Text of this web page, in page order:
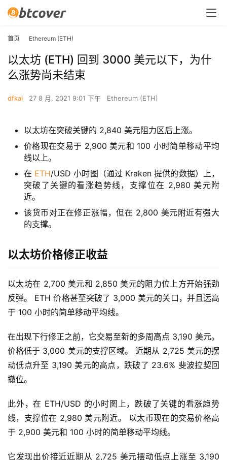
首页 Ethereum (ETH)
以太坊 (ETH) 回到 3000 美元以下，为什
么涨势尚未结束
dfkai 27 8 月, 2021 9:01 下午 Ethereum (ETH)
以太坊在突破关键的 2,840 美元阻力区后上涨。
价格现在交易于 2,900 美元和 100 小时简单移动平均
线以上。
在 ETH/USD 小时图（通过 Kraken 提供的数据）上，
突破了关键的看涨趋势线，支撑位在 2,980 美元附
近。
该货币对正在修正涨幅，但在 2,800 美元附近有强大
的支撑。
以太坊价格修正收益
以太坊在 2,700 美元和 2,850 美元的阻力位上方开始强劲
反弹。 ETH 价格甚至突破了 3,000 美元的关口，并且远高
于 100 小时的简单移动平均线。
在出现下行修正之前，它交易至新的多周高点 3,190 美元。
价格低于 3,000 美元的支撑区域。 近期从 2,725 美元的摆
动低点升至 3,190 美元的高点，跌破了 23.6% 斐波拉契回
撤位。
此外，在 ETH/USD 的小时图上，跌破了关键的看涨趋势
线，支撑位在 2,980 美元附近。 以太币现在的交易价格高
于 2,900 美元和 100 小时的简单移动平均线。
它发现出价接近近期从 2,725 美元摆动低点上涨至 3,190